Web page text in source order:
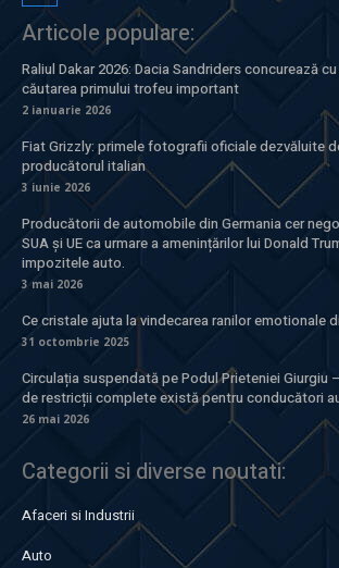
Articole populare:
Raliul Dakar 2026: Dacia Sandriders concurează
căutarea primului trofeu important
2 ianuarie 2026
Fiat Grizzly: primele fotografii oficiale dezvăluite
producătorul italian
3 iunie 2026
Producătorii de automobile din Germania cer
SUA și UE ca urmare a amenințărilor lui Donald
impozitele auto.
3 mai 2026
Ce cristale ajuta la vindecarea ranilor emotionale
31 octombrie 2025
Circulația suspendată pe Podul Prieteniei Giurgiu
de restricții complete există pentru conducători
26 mai 2026
Categorii si diverse noutati:
Afaceri si Industrii
Auto